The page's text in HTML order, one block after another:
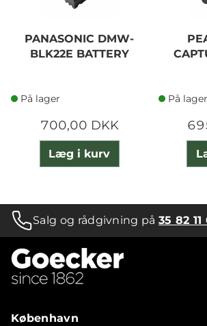
PANASONIC DMW-
BLK22E BATTERY
På lager
700,00 DKK
Læg i kurv
På lager
Salg og rådgivning på35 82 11
København